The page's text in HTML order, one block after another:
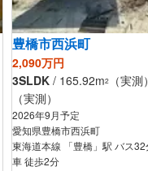
豊橋市西浜町
2,090万円
3SLDK / 165.92m2
（実
（実測）
2026年9月予定
愛知県豊橋市西浜町
東海道本線 「豊橋」駅 バス
車 徒歩2分